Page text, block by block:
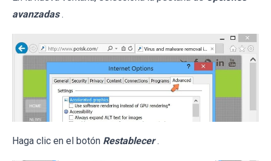
avanzadas .
Haga clic en el botón Restablecer .